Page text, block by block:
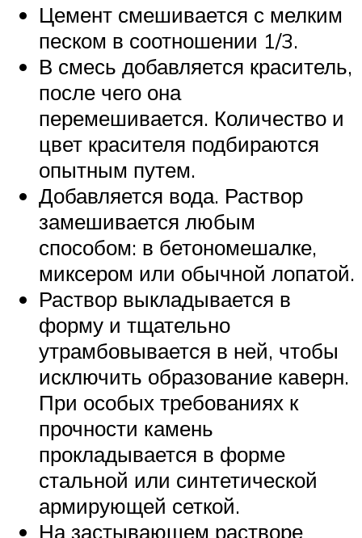
Цемент смешивается с мелким
песком в соотношении 1/3.
В смесь добавляется краситель,
после чего она
перемешивается. Количество и
цвет красителя подбираются
опытным путем.
Добавляется вода. Раствор
замешивается любым
способом: в бетономешалке,
миксером или обычной лопатой.
Раствор выкладывается в
форму и тщательно
утрамбовывается в ней, чтобы
исключить образование каверн.
При особых требованиях к
прочности камень
прокладывается в форме
стальной или синтетической
армирующей сеткой.
На застывающем растворе